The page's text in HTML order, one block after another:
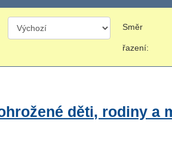
Směr
řazení:
děti, rodiny a